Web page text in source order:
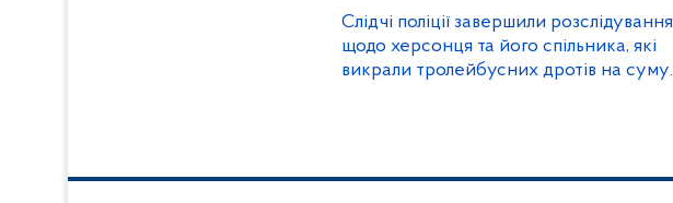
Слідчі поліції завершили розслідування
щодо херсонця та його спільника, які
викрали тролейбусних дротів на суму